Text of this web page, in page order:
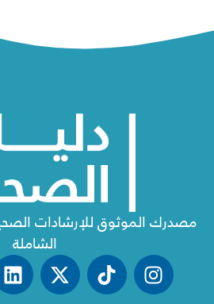
مصدرك الموثوق للإرشادات